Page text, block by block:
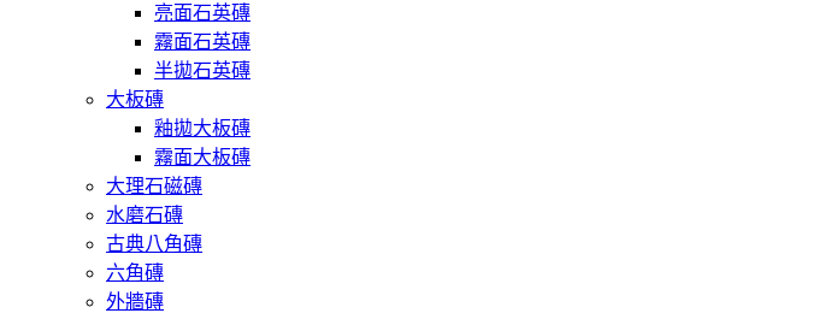
亮面石英磚
霧面石英磚
半拋石英磚
大板磚
釉拋大板磚
霧面大板磚
大理石磁磚
水磨石磚
古典八角磚
六角磚
外牆磚